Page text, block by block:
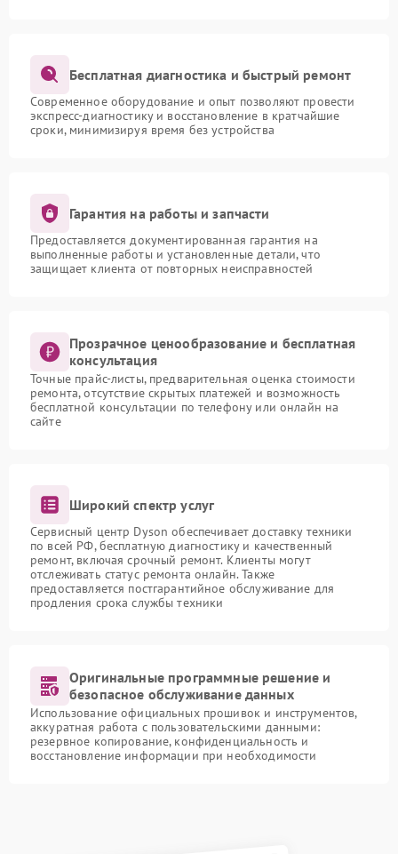
Бесплатная диагностика и быстрый ремонт
Современное оборудование и опыт позволяют провести
экспресс-диагностику и восстановление в кратчайшие
сроки, минимизируя время без устройства
Гарантия на работы и запчасти
Предоставляется документированная гарантия на
выполненные работы и установленные детали, что
защищает клиента от повторных неисправностей
Прозрачное ценообразование и бесплатная
консультация
Точные прайс-листы, предварительная оценка стоимости
ремонта, отсутствие скрытых платежей и возможность
бесплатной консультации по телефону или онлайн на
сайте
Широкий спектр услуг
Сервисный центр Dyson обеспечивает доставку техники
по всей РФ, бесплатную диагностику и качественный
ремонт, включая срочный ремонт. Клиенты могут
отслеживать статус ремонта онлайн. Также
предоставляется постгарантийное обслуживание для
продления срока службы техники
Оригинальные программные решение и
безопасное обслуживание данных
Использование официальных прошивок и инструментов,
аккуратная работа с пользовательскими данными:
резервное копирование, конфиденциальность и
восстановление информации при необходимости